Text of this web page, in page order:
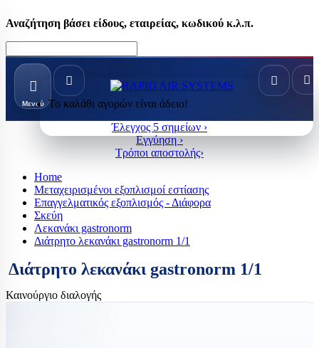
Αναζήτηση βάσει είδους, εταιρείας, κωδικού κ.λ.π.
Μενού Το καλάθι αγορών είναι άδειο!
Έλεγχος 5 σημείων ›
Εγγύηση ›
Τρόποι αποστολής›
Home
Μεταχειρισμένοι εξοπλισμοί εστίασης
Επαγγελματικός εξοπλισμός - Διάφορα
Σκεύη
Λεκανάκι gastronorm
Διάτρητο λεκανάκι gastronorm 1/1
Διάτρητο λεκανάκι gastronorm 1/1
Καινούργιο διαλογής